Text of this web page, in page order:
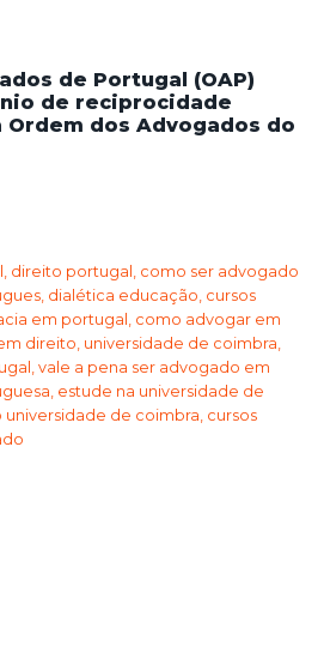
de Portugal (OAP)
de reciprocidade
dos Advogados do